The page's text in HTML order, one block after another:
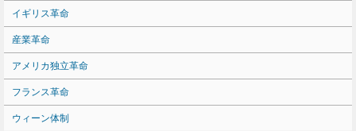
イギリス革命
産業革命
アメリカ独立革命
フランス革命
ウィーン体制